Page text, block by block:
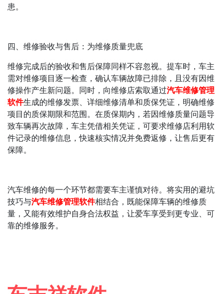
患。
四、维修验收与售后：为维修质量兜底
维修完成后的验收和售后保障同样不容忽视。提车时，车主
需对维修项目逐一检查，确认车辆故障已排除，且没有因维
修操作产生新问题。同时，向维修店索取通过汽车维修管理
软件生成的维修发票、详细维修清单和质保凭证，明确维修
项目的质保期限和范围。在质保期内，若因维修质量问题导
致车辆再次故障，车主凭借相关凭证，可要求维修店利用软
件记录的维修信息，快速核实情况并免费返修，让售后更有
保障。
汽车维修的每一个环节都需要车主谨慎对待。将实用的避坑
技巧与汽车维修管理软件相结合，既能保障车辆的维修质
量，又能有效维护自身合法权益，让爱车享受到更专业、可
靠的维修服务。